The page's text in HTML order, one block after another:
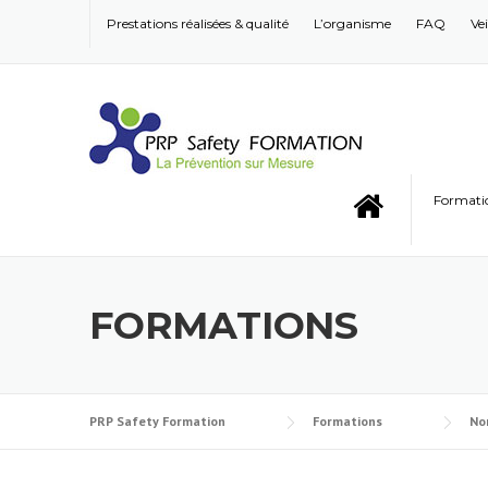
Prestations réalisées & qualité L’organisme FAQ
FORMATIONS
PRP Safety Formation Formations